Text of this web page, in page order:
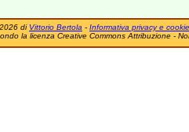
di Vittorio Bertola - Informativa privacy e cookie
la licenza Creative Commons Attribuzione -